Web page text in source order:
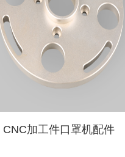
CNC加工件口罩机配件